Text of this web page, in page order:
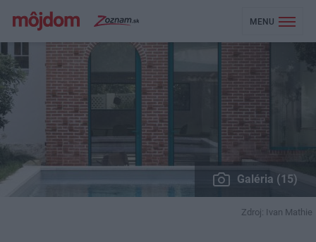
MENU
Galéria (15)
Zdroj: Ivan Mathie